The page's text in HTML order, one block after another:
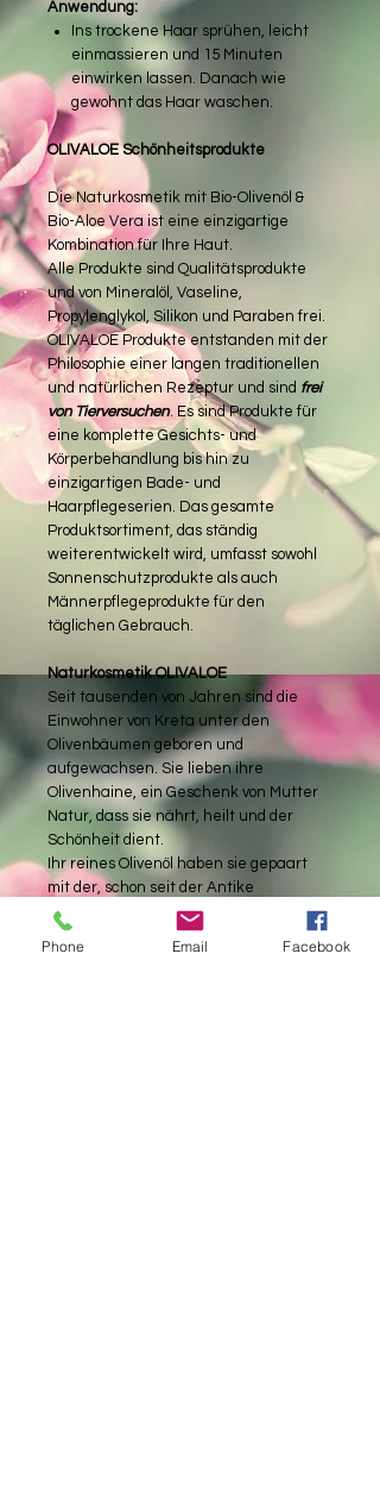
Anwendung:
Ins trockene Haar sprühen, leicht
einmassieren und 15 Minuten
einwirken lassen. Danach wie
gewohnt das Haar waschen.
OLIVALOE Schönheitsprodukte
Die Naturkosmetik mit Bio-Olivenöl &
Bio-Aloe Vera ist eine einzigartige
Kombination für Ihre Haut.
Alle Produkte sind Qualitätsprodukte
und von Mineralöl, Vaseline,
Propylenglykol, Silikon und Paraben frei.
OLIVALOE Produkte entstanden mit der
Philosophie einer langen traditionellen
und natürlichen Rezeptur und sind frei
von Tierversuchen. Es sind Produkte für
eine komplette Gesichts- und
Körperbehandlung bis hin zu
einzigartigen Bade- und
Haarpflegeserien. Das gesamte
Produktsortiment, das ständig
weiterentwickelt wird, umfasst sowohl
Sonnenschutzprodukte als auch
Männerpflegeprodukte für den
täglichen Gebrauch.
Naturkosmetik OLIVALOE
Seit tausenden von Jahren sind die
Einwohner von Kreta unter den
Olivenbäumen geboren und
aufgewachsen. Sie lieben ihre
Olivenhaine, ein Geschenk von Mutter
Natur, dass sie nährt, heilt und der
Schönheit dient.
Ihr reines Olivenöl haben sie gepaart
mit der, schon seit der Antike
bekannten Heilpflanze Aloe Vera, eine
unglaublich heilende Kombination für
Phone Email Facebook